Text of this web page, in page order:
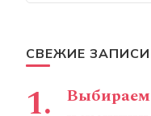
СВЕЖИЕ ЗАПИСИ